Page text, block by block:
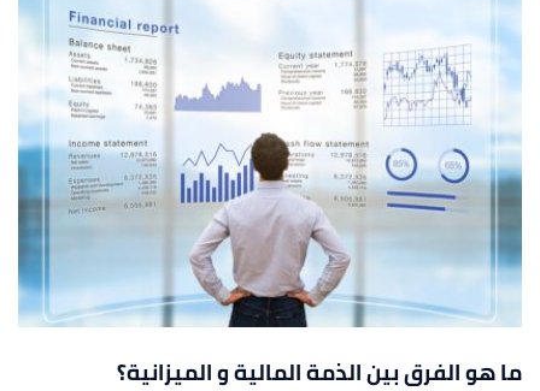
ما هو الفرق بين الذمة المالية و الميزانية؟